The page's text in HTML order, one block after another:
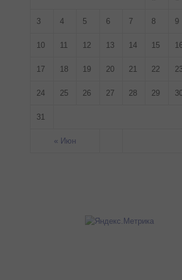
« Июн
3 4 5 6 7 8 9
10 11 12 13 14 15
17 18 19 20 21 22
24 25 26 27 28 29
31